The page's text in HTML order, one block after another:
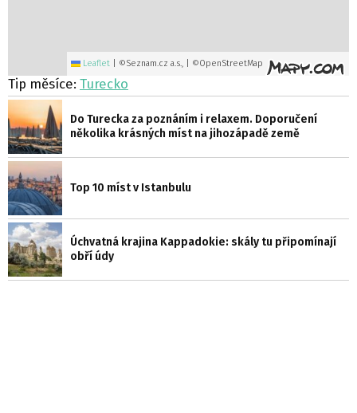
Leaflet ©Seznam.cz a.s., | ©OpenStreetMap
Tip měsíce: Turecko
Do Turecka za poznáním i relaxem. Doporučení
několika krásných míst na jihozápadě země
Top 10 míst v Istanbulu
Úchvatná krajina Kappadokie: skály tu připomínají
obří údy